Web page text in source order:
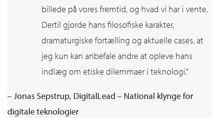
billede på vores fremtid, og hvad vi har i vente.
Dertil gjorde hans filosofiske karakter,
dramaturgiske fortælling og aktuelle cases, at
jeg kun kan anbefale andre at opleve hans
indlæg om etiske dilemmaer i teknologi.”
– Jonas Sepstrup, DigitalLead – National klynge for
digitale teknologier